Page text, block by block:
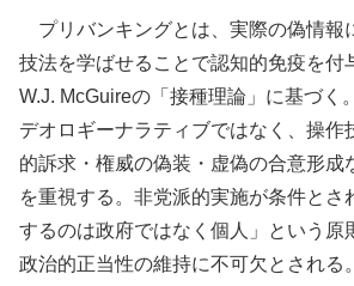
プリバンキングとは、実際の偽情報
技法を学ばせることで認知的免疫を付
W.J. McGuireの「接種理論」に基づく
デオロギーナラティブではなく、操作
的訴求・権威の偽装・虚偽の合意形成
を重視する。非党派的実施が条件とさ
するのは政府ではなく個人」という原
政治的正当性の維持に不可欠とされる